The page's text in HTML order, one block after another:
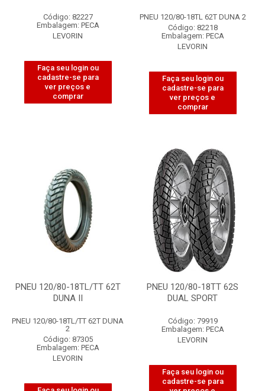
Código: 82227
Embalagem: PECA
LEVORIN
Faça seu login ou
cadastre-se para
ver preços e
comprar
PNEU 120/80-18TL 62T DUNA 2
Código: 82218
Embalagem: PECA
LEVORIN
Faça seu login ou
cadastre-se para
ver preços e
comprar
PNEU 120/80-18TL/TT 62T
DUNA II
PNEU 120/80-18TL/TT 62T DUNA
2
Código: 87305
Embalagem: PECA
LEVORIN
PNEU 120/80-18TT 62S
DUAL SPORT
Código: 79919
Embalagem: PECA
LEVORIN
Faça seu login ou
cadastre-se para